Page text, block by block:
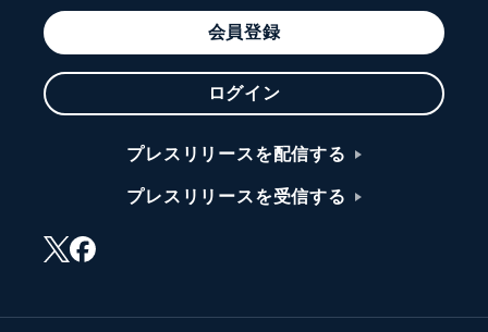
会員登録
ログイン
プレスリリースを配信する
プレスリリースを受信する